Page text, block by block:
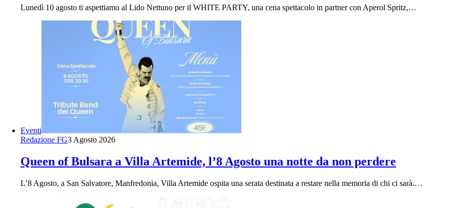
Lunedì 10 agosto ti aspettiamo al Lido Nettuno per il WHITE PARTY, una cena spettacolo in partner con Aperol Spritz,…
Eventi
Redazione FG3 Agosto 2026
Queen of Bulsara a Villa Artemide, l’8 Agosto una notte da non perdere
L’8 Agosto, a San Salvatore, Manfredonia, Villa Artemide ospita una serata destinata a restare nella memoria di chi ci sarà.…